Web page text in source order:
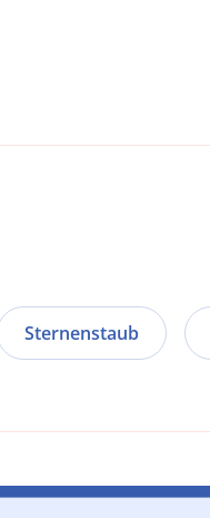
Sternenstaub